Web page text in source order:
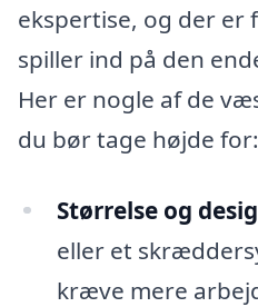
ekspertise, og der er
spiller ind på den
Her er nogle af de
du bør tage højde for:
Størrelse og
eller et
kræve mere